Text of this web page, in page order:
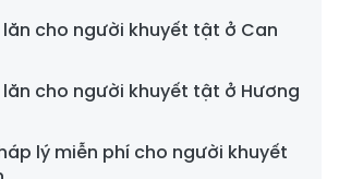
lăn cho người khuyết tật ở Can
lăn cho người khuyết tật ở Hương
lý miễn phí cho người khuyết